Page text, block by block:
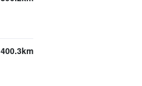
400.3km